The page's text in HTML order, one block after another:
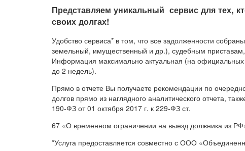
Представляем уникальный сервис для тех,
своих долгах!
Удобство сервиса* в том, что все задолженности
земельный, имущественный и др.), судебным
Информация максимально актуальная (на официальных
до 2 недель).
Прямо в отчете Вы получаете рекомендации по
долгов прямо из наглядного аналитического отчета,
190-ФЗ от 01 октября 2017 г. к 229-ФЗ ст.
67 «О временном ограничении на выезд должника из
*Услуга предоставляется совместно с ООО